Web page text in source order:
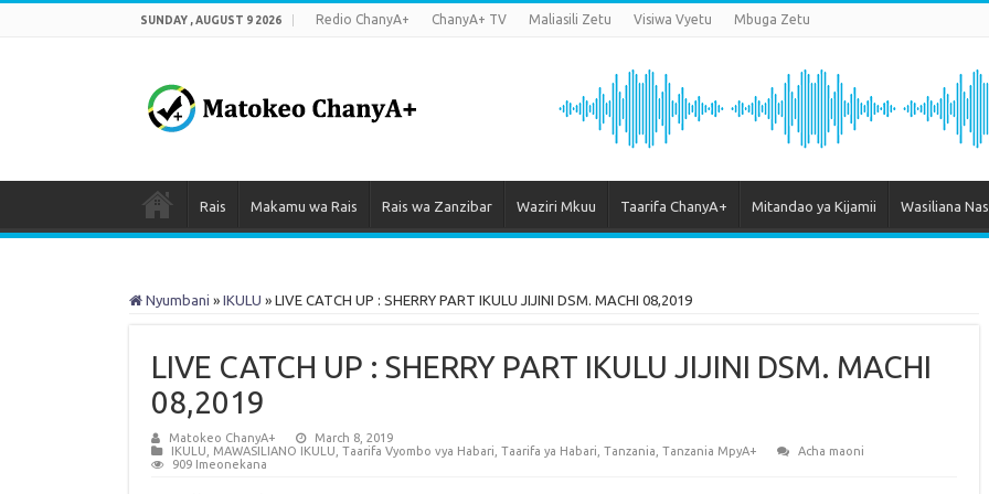
SUNDAY , AUGUST 9 2026 Redio ChanyA+ ChanyA+ TV Maliasili Zetu Visiwa Vyetu Mbuga Zetu
Rais Makamu wa Rais Rais wa Zanzibar Waziri Mkuu Taarifa ChanyA+ Mitandao ya Kijamii Wasiliana
Nyumbani » IKULU » LIVE CATCH UP : SHERRY PART IKULU JIJINI DSM. MACHI 08,2019
LIVE CATCH UP : SHERRY PART IKULU JIJINI DSM. MACHI
08,2019
Matokeo ChanyA+
March 8, 2019
IKULU
MAWASILIANO IKULU Taarifa Vyombo vya Habari Taarifa ya Habari Tanzania Tanzania MpyA+
Acha maoni
909 Imeonekana